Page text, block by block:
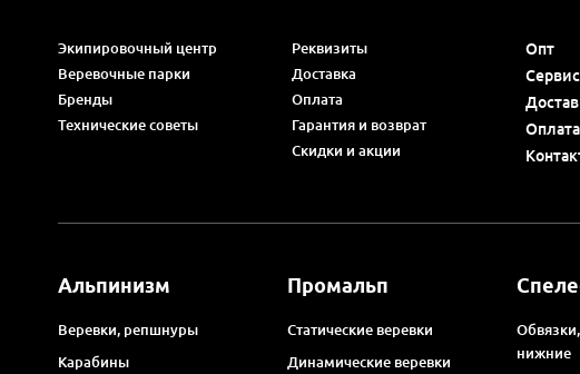
Экипировочный центр
Веревочные парки
Бренды
Технические советы
Реквизиты
Доставка
Оплата
Гарантия и возврат
Скидки и акции
Опт
Оплата
Альпинизм
Веревки, репшнуры
Карабины
Промальп
Статические веревки
Динамические веревки
нижние